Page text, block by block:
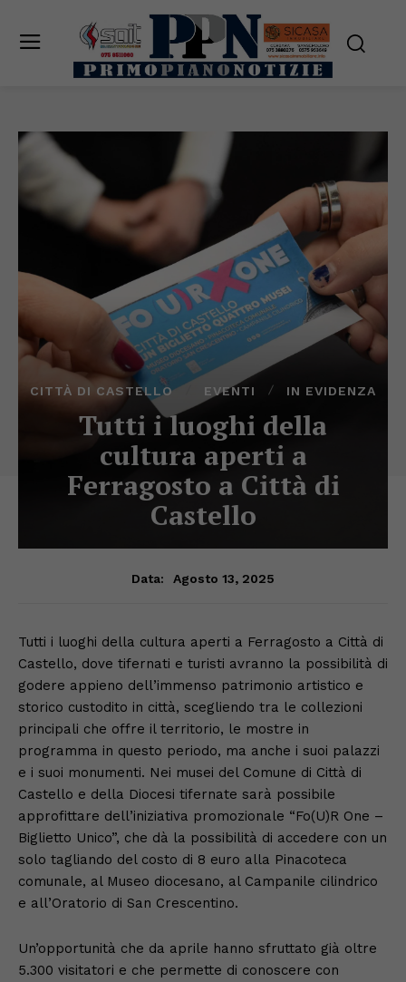
CITTÀ DI CASTELLO EVENTI IN EVIDENZA
Tutti i luoghi della
cultura aperti a
Ferragosto a Città di
Castello
Data: Agosto 13, 2025
Tutti i luoghi della cultura aperti a Ferragosto a Città di
Castello, dove tifernati e turisti avranno la possibilità di
godere appieno dell’immenso patrimonio artistico e
storico custodito in città, scegliendo tra le collezioni
principali che offre il territorio, le mostre in
programma in questo periodo, ma anche i suoi palazzi
e i suoi monumenti. Nei musei del Comune di Città di
Castello e della Diocesi tifernate sarà possibile
approfittare dell’iniziativa promozionale “Fo(U)R One –
Biglietto Unico”, che dà la possibilità di accedere con un
solo tagliando del costo di 8 euro alla Pinacoteca
comunale, al Museo diocesano, al Campanile cilindrico
e all’Oratorio di San Crescentino.
Un’opportunità che da aprile hanno sfruttato già oltre
5.300 visitatori e che permette di conoscere con